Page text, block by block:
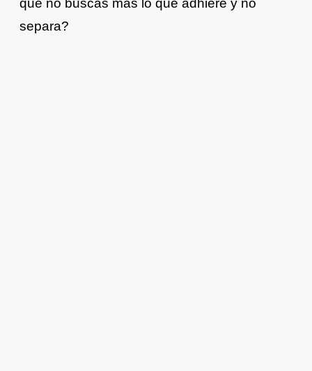
qué no buscas más lo que adhiere y no
separa?